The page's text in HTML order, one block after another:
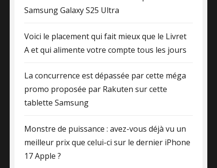
Samsung Galaxy S25 Ultra
Voici le placement qui fait mieux que le Livret
A et qui alimente votre compte tous les jours
La concurrence est dépassée par cette méga
promo proposée par Rakuten sur cette
tablette Samsung
Monstre de puissance : avez-vous déjà vu un
meilleur prix que celui-ci sur le dernier iPhone
17 Apple ?